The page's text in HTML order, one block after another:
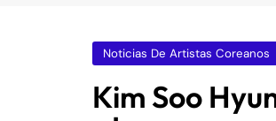
Noticias De Artistas Coreanos
Kim Soo